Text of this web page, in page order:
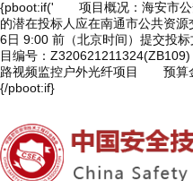
{pboot:if(' 项目概况：海安市公
的潜在投标人应在南通市公共资
6日 9:00 前（北京时间）提交
目编号：
路视频监控户外光纤项目 预算
{/pboot:if}